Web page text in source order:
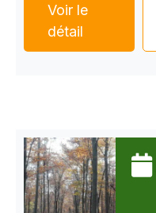
Voir le
détail